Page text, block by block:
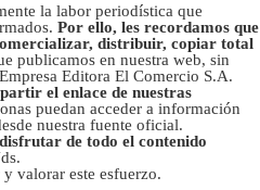
la labor periodística que
Por ello, les recordamos que
distribuir, copiar total
publicamos en nuestra web, sin
Editora El Comercio S.A.
el enlace de nuestras
puedan acceder a información
nuestra fuente oficial.
de todo el contenido
valorar este esfuerzo.